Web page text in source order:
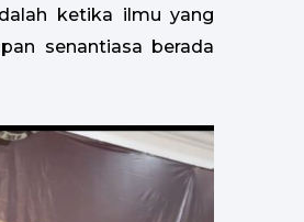
ketika ilmu yang
senantiasa berada